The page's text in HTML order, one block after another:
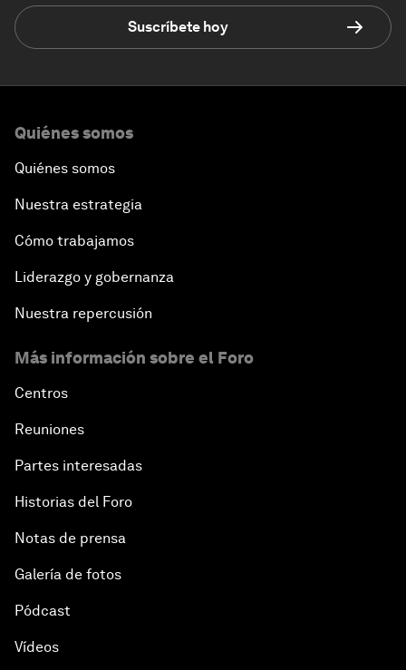
Suscríbete hoy
Quiénes somos
Quiénes somos
Nuestra estrategia
Cómo trabajamos
Liderazgo y gobernanza
Nuestra repercusión
Más información sobre el Foro
Centros
Reuniones
Partes interesadas
Historias del Foro
Notas de prensa
Galería de fotos
Pódcast
Vídeos